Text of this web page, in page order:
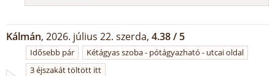
Kálmán, 2026. július 22. szerda, 4.38 / 5
Idősebb pár
Kétágyas szoba - pótágyazható - utcai oldal
3 éjszakát töltött itt